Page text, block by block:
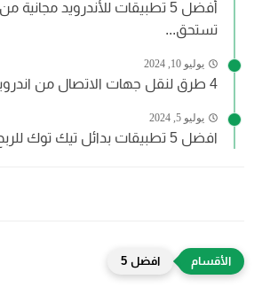
أفضل 5 تطبيقات للأندرويد
تستحق...
يوليو 10, 2024
4 طرق لنقل جهات الاتصال من اندرويد الى اندرويد آخر
يوليو 5, 2024
افضل 5 تطبيقات بدائل تيك توك للربح يجب عليك تجربتها
افضل 5